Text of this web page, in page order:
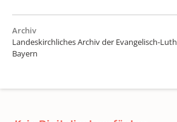
Archiv
Landeskirchliches Archiv der Evangelisch-
Bayern